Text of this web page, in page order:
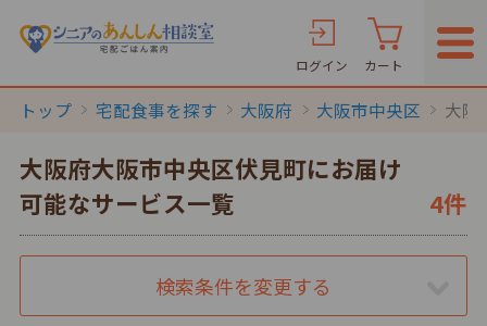
ログイン カート
トップ 宅配食事を探す 大阪府 大阪市中央区 大阪
大阪府大阪市中央区伏見町にお届け
可能なサービス一覧
4件
検索条件を変更する